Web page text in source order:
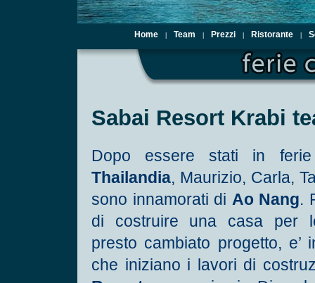
Home Team Prezzi Ristorante
Sabai Resort Krabi
Dopo essere stati in
Thailandia, Maurizio, Carla,
sono innamorati di Ao Nang.
di costruire una casa per
presto cambiato progetto, e’
che iniziano i lavori di